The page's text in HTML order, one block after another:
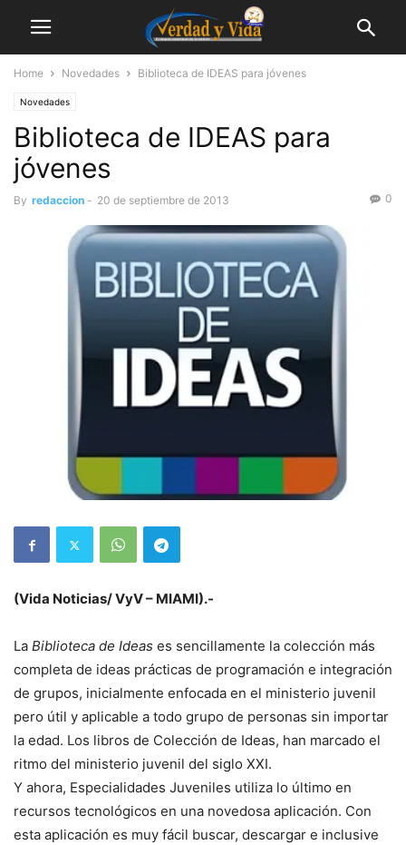
Home Novedades Biblioteca de IDEAS para jóvenes
Novedades
Biblioteca de IDEAS para
jóvenes
By redaccion - 20 de septiembre de 2013 0
(Vida Noticias/ VyV – MIAMI).-
La Biblioteca de Ideas es sencillamente la colección más
completa de ideas prácticas de programación e integración
de grupos, inicialmente enfocada en el ministerio juvenil
pero útil y aplicable a todo grupo de personas sin importar
la edad. Los libros de Colección de Ideas, han marcado el
ritmo del ministerio juvenil del siglo XXI.
Y ahora, Especialidades Juveniles utiliza lo último en
recursos tecnológicos en una novedosa aplicación. Con
esta aplicación es muy fácil buscar, descargar e inclusive